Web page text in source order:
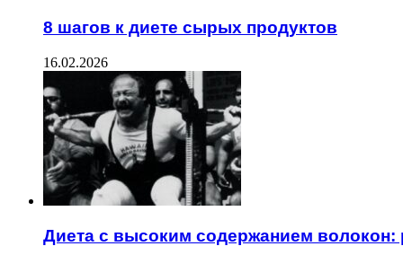
8 шагов к диете сырых продуктов
16.02.2026
Диета с высоким содержанием волокон: